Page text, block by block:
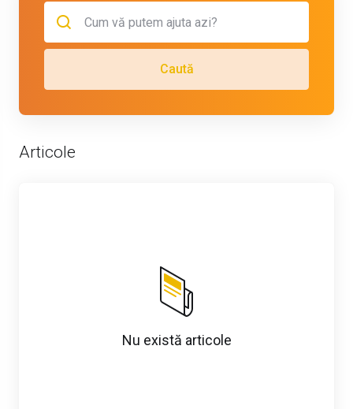
Caută
Articole
Nu există articole